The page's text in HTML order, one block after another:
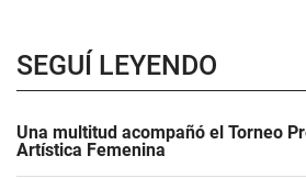
SEGUÍ LEYENDO
Una multitud acompañó el Torneo
Artística Femenina